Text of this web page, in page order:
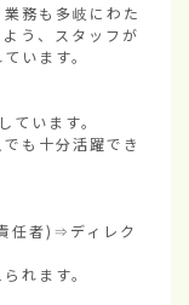
務も多岐にわた
う、スタッフが
います。
います。
も十分活躍でき
任者)⇒ディレク
れます。